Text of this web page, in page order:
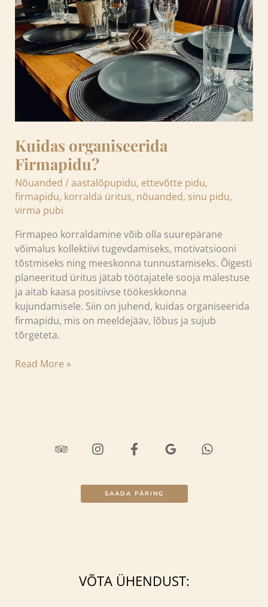
Kuidas organiseerida
Firmapidu?
Nõuanded /aastalõpupidu, ettevõtte pidu,
firmapidu, korralda üritus, nõuanded, sinu pidu,
virma pubi
Firmapeo korraldamine võib olla suurepärane
võimalus kollektiivi tugevdamiseks, motivatsiooni
tõstmiseks ning meeskonna tunnustamiseks. Õigesti
planeeritud üritus jätab töötajatele sooja mälestuse
ja aitab kaasa positiivse töökeskkonna
kujundamisele. Siin on juhend, kuidas organiseerida
firmapidu, mis on meeldejääv, lõbus ja sujub
tõrgeteta.
Read More »
SAADA PÄRING
VÕTA ÜHENDUST: